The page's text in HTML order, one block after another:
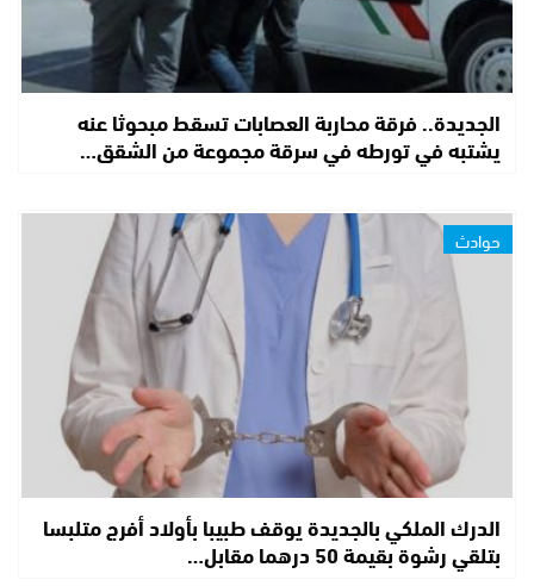
الجديدة.. فرقة محاربة العصابات تسقط مبحوثا عنه
يشتبه في تورطه في سرقة مجموعة من الشقق…
حوادث
الدرك الملكي بالجديدة يوقف طبيبا بأولاد أفرج متلبسا
بتلقي رشوة بقيمة 50 درهما مقابل…